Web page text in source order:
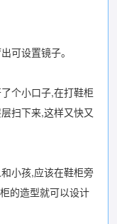
可设置镜子。
个小口子,在打鞋柜
扫下来,这样又快又
小孩,应该在鞋柜旁
的造型就可以设计